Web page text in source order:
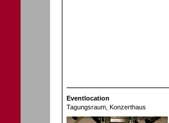
Eventlocation
Tagungsraum , Konzerthaus